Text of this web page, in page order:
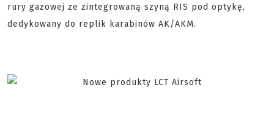
rury gazowej ze zintegrowaną szyną RIS pod optykę,
dedykowany do replik karabinów AK/AKM.